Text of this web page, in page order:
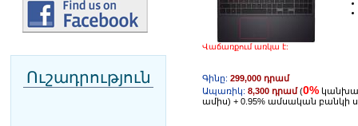
Ուշադրություն
Վաճառքում առկա է:
Գինը: 299,000 դրամ
Ապառիկ: 8,300 դրամ(0%
ամիս) + 0.95% ամսական